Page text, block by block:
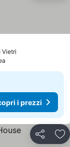
Vietri
i prezzi
Condividi